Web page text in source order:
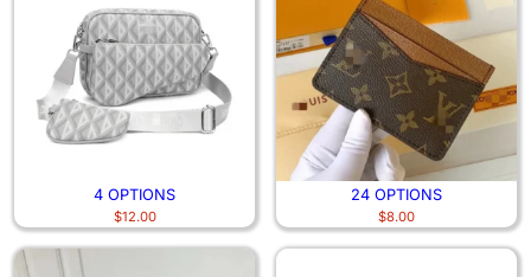
4 OPTIONS
$12.00
24 OPTIONS
$8.00